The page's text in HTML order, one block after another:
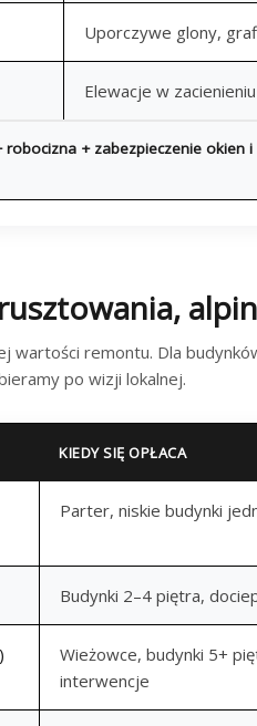
Uporczywe glony,
Elewacje w
robocizna + zabezpieczenie okien
wartości remontu. Dla
po wizji lokalnej.
KIEDY SIĘ OPŁACA
Parter, niskie budynki
Budynki 2–4 piętra,
Wieżowce, budynki 5+
interwencje